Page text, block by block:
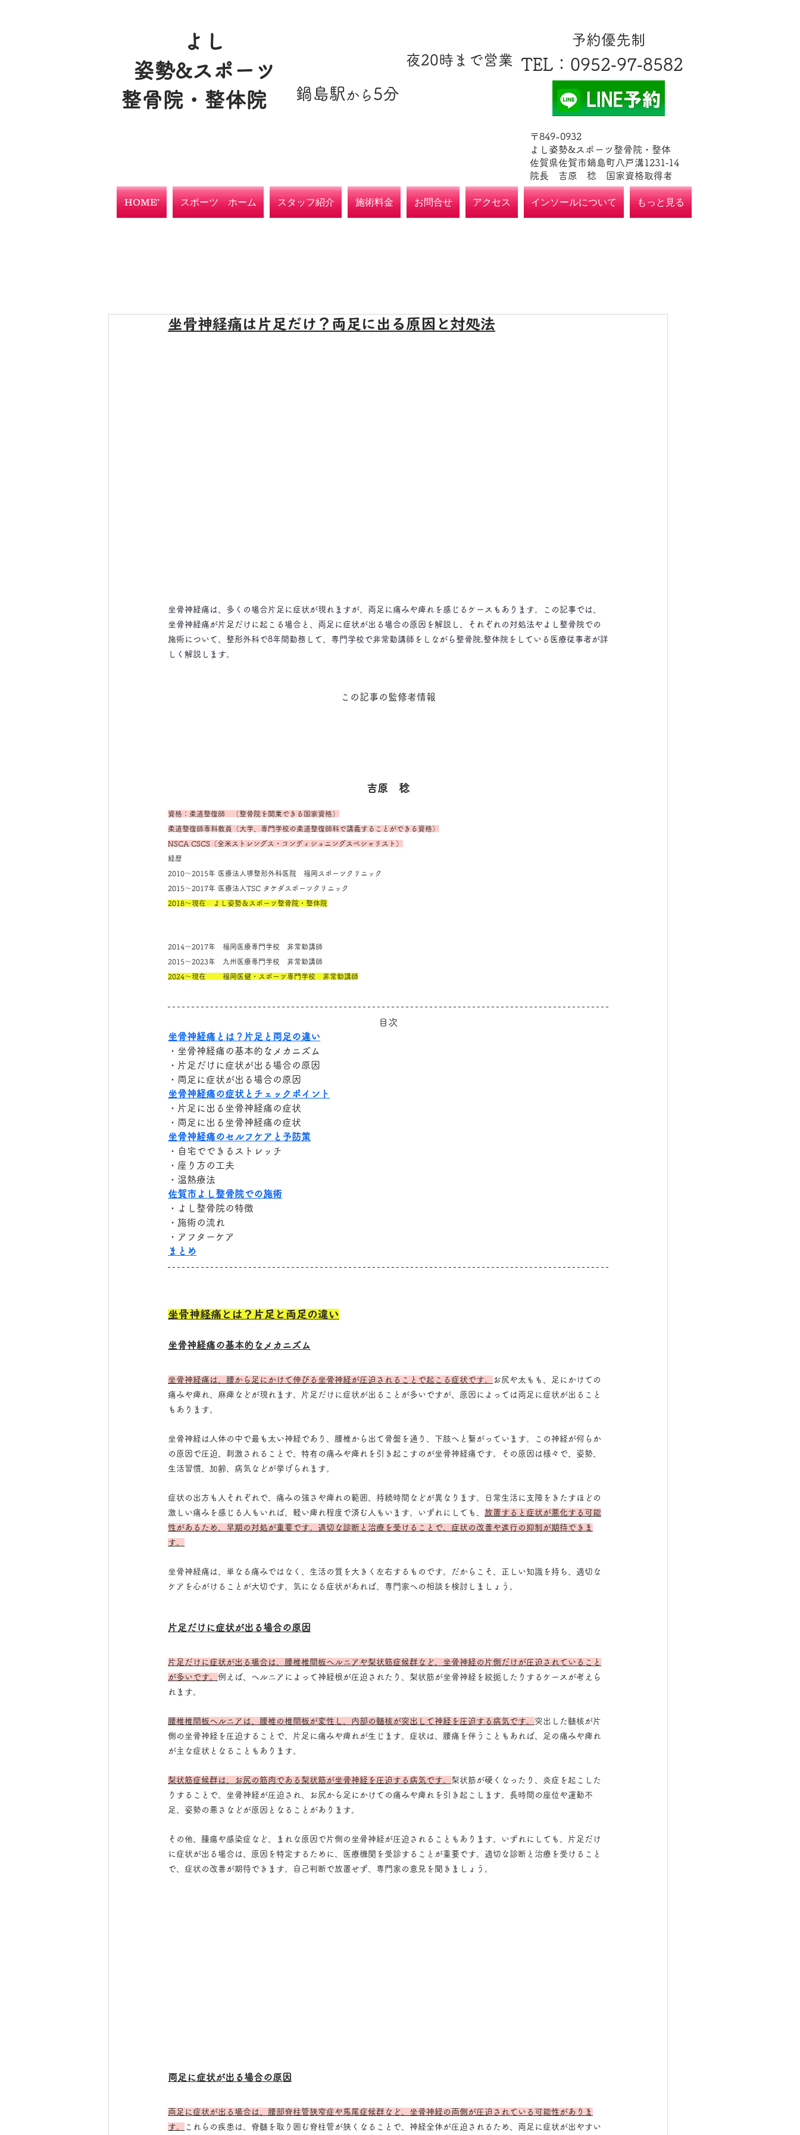
よし
姿勢&スポーツ
整骨院・整体院
​夜20時まで営業
​鍋島駅 から 5分
​予約優先制
TEL ​：0952‐97‐8582
​〒849-0932
よし姿勢&スポーツ整骨院・整体
佐賀県佐賀市鍋島町八戸溝1231‐14
​​院長 吉原 稔​ 国家資格取得者
HOME’ スポーツ ホーム スタッフ紹介 施術料金 お問合せ アクセス インソールについて もっと見る
坐骨神経痛は片足だけ？両足に出る原因と対処法
坐骨神経痛は、多くの場合片足に症状が現れますが、両足に痛みや痺れを感じるケースもあります。この記事では、
坐骨神経痛が片足だけに起こる場合と、両足に症状が出る場合の原因を解説し、それぞれの対処法やよし整骨院での
施術について、整形外科で8年間勤務して、専門学校で非常勤講師をしながら整骨院,整体院をしている医療従事者が詳
しく解説します。
この記事の監修者情報
吉原　稔
資格：柔道整復師　（整骨院を開業できる国家資格）
柔道整復師専科教員（大学、専門学校の柔道整復師科で講義することができる資格）
NSCA CSCS（全米ストレングス・コンディショニングスペシャリスト）
経歴
2010～2015年 医療法人堺整形外科医院　福岡スポーツクリニック
2015～2017年 医療法人TSC タケダスポーツクリニック
2018～現在　よし姿勢＆スポーツ整骨院・整体院
2014～2017年　福岡医療専門学校　非常勤講師
2015～2023年　九州医療専門学校　非常勤講師
2024～現在　　 福岡医健・スポーツ専門学校　非常勤講師
目次
坐骨神経痛とは？片足と両足の違い
・坐骨神経痛の基本的なメカニズム
・片足だけに症状が出る場合の原因
・両足に症状が出る場合の原因
坐骨神経痛の症状とチェックポイント
・片足に出る坐骨神経痛の症状
・両足に出る坐骨神経痛の症状
坐骨神経痛のセルフケアと予防策
・自宅でできるストレッチ
・座り方の工夫
・温熱療法
佐賀市よし整骨院での施術
・よし整骨院の特徴
・施術の流れ
・アフターケア
まとめ
坐骨神経痛とは？片足と両足の違い
坐骨神経痛の基本的なメカニズム
坐骨神経痛は、腰から足にかけて伸びる坐骨神経が圧迫されることで起こる症状です。
お尻や太もも、足にかけての
痛みや痺れ、麻痺などが現れます。片足だけに症状が出ることが多いですが、原因によっては両足に症状が出ること
もあります。
坐骨神経は人体の中で最も太い神経であり、腰椎から出て骨盤を通り、下肢へと繋がっています。この神経が何らか
の原因で圧迫、刺激されることで、特有の痛みや痺れを引き起こすのが坐骨神経痛です。その原因は様々で、姿勢、
生活習慣、加齢、病気などが挙げられます。
症状の出方も人それぞれで、痛みの強さや痺れの範囲、持続時間などが異なります。日常生活に支障をきたすほどの
激しい痛みを感じる人もいれば、軽い痺れ程度で済む人もいます。いずれにしても、 放置すると症状が悪化する可能
性があるため、早期の対処が重要です。適切な診断と治療を受けることで、症状の改善や進行の抑制が期待できま
す。
坐骨神経痛は、単なる痛みではなく、生活の質を大きく左右するものです。だからこそ、正しい知識を持ち、適切な
ケアを心がけることが大切です。気になる症状があれば、専門家への相談を検討しましょう。
片足だけに症状が出る場合の原因
片足だけに症状が出る場合は、腰椎椎間板ヘルニアや梨状筋症候群など、坐骨神経の片側だけが圧迫されていること
が多いです。 例えば、ヘルニアによって神経根が圧迫されたり、梨状筋が坐骨神経を絞扼したりするケースが考えら
れます。
腰椎椎間板ヘルニアは、腰椎の椎間板が変性し、内部の髄核が突出して神経を圧迫する病気です。 突出した髄核が片
側の坐骨神経を圧迫することで、片足に痛みや痺れが生じます。症状は、腰痛を伴うこともあれば、足の痛みや痺れ
が主な症状となることもあります。
梨状筋症候群は、お尻の筋肉である梨状筋が坐骨神経を圧迫する病気です。 梨状筋が硬くなったり、炎症を起こした
りすることで、坐骨神経が圧迫され、お尻から足にかけての痛みや痺れを引き起こします。長時間の座位や運動不
足、姿勢の悪さなどが原因となることがあります。
その他、腫瘍や感染症など、まれな原因で片側の坐骨神経が圧迫されることもあります。いずれにしても、片足だけ
に症状が出る場合は、原因を特定するために、医療機関を受診することが重要です。適切な診断と治療を受けること
で、症状の改善が期待できます。自己判断で放置せず、専門家の意見を聞きましょう。
両足に症状が出る場合の原因
両足に症状が出る場合は、腰部脊柱管狭窄症や馬尾症候群など、坐骨神経の両側が圧迫されている可能性がありま
す。
これらの疾患は、脊髄を取り囲む脊柱管が狭くなることで、神経全体が圧迫されるため、両足に症状が出やすい